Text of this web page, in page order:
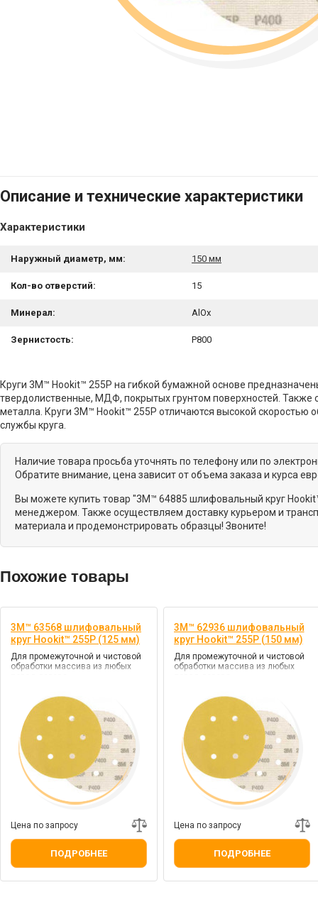
Описание и технические характеристики
Характеристики
Наружный диаметр, мм: 150 мм
Кол-во отверстий: 15
Минерал: AlOx
Зернистость: P800
Круги 3M™ Hookit™ 255P на гибкой бумажной основе
твердолиственные, МДФ, покрытых грунтом поверхностей. Также
металла. Круги 3M™ Hookit™ 255P отличаются высокой
службы круга.
Наличие товара просьба уточнять по телефону или по
Обратите внимание, цена зависит от объема заказа и курса
Вы можете купить товар "3M™ 64885 шлифовальный круг
менеджером. Также осуществляем доставку курьером и
материала и продемонстрировать образцы! Звоните!
Похожие товары
3M™ 63568 шлифовальный
круг Hookit™ 255P (125 мм)
Для промежуточной и чистовой
обработки массива из любых
Цена по запросу
ПОДРОБНЕЕ
3M™ 62936 шлифовальный
круг Hookit™ 255P (150 мм)
Для промежуточной и чистовой
обработки массива из любых
Цена по запросу
ПОДРОБНЕЕ